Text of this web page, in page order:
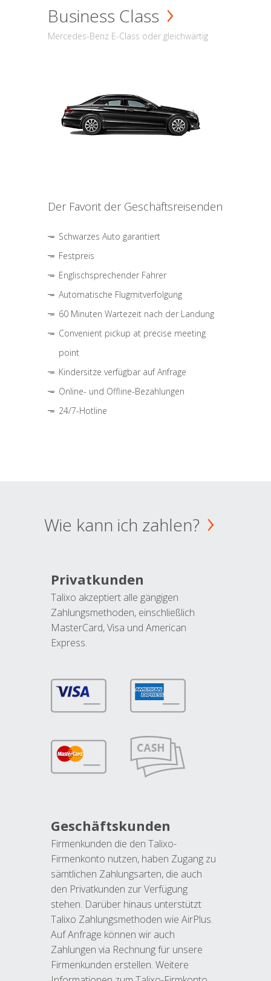
Business Class
Mercedes-Benz E-Class oder gleichwärtig
Der Favorit der Geschäftsreisenden
Schwarzes Auto garantiert
Festpreis
Englischsprechender Fahrer
Automatische Flugmitverfolgung
60 Minuten Wartezeit nach der Landung
Convenient pickup at precise meeting
point
Kindersitze verfügbar auf Anfrage
Online- und Offline-Bezahlungen
24/7-Hotline
Wie kann ich zahlen?
Privatkunden
Talixo akzeptiert alle gängigen
Zahlungsmethoden, einschließlich
MasterCard, Visa und American
Express.
Geschäftskunden
Firmenkunden die den Talixo-
Firmenkonto nutzen, haben Zugang zu
sämtlichen Zahlungsarten, die auch
den Privatkunden zur Verfügung
stehen. Darüber hinaus unterstützt
Talixo Zahlungsmethoden wie AirPlus.
Auf Anfrage können wir auch
Zahlungen via Rechnung für unsere
Firmenkunden erstellen. Weitere